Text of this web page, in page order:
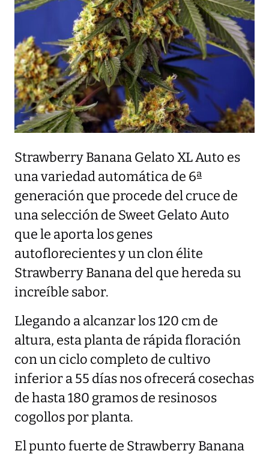
Strawberry Banana Gelato XL Auto es
una variedad automática de 6ª
generación que procede del cruce de
una selección de Sweet Gelato Auto
que le aporta los genes
autoflorecientes y un clon élite
Strawberry Banana del que hereda su
increíble sabor.
Llegando a alcanzar los 120 cm de
altura, esta planta de rápida floración
con un ciclo completo de cultivo
inferior a 55 días nos ofrecerá cosechas
de hasta 180 gramos de resinosos
cogollos por planta.
El punto fuerte de Strawberry Banana